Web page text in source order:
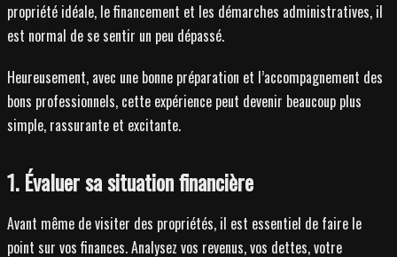
propriété idéale, le financement et les démarches administratives, il
est normal de se sentir un peu dépassé.
Heureusement, avec une bonne préparation et l’accompagnement des
bons professionnels, cette expérience peut devenir beaucoup plus
simple, rassurante et excitante.
1. Évaluer sa situation financière
Avant même de visiter des propriétés, il est essentiel de faire le
point sur vos finances. Analysez vos revenus, vos dettes, votre